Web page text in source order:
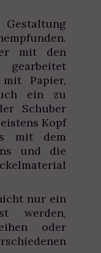
mit den
Papier,
ein zu
Schuber
Kopf
mit dem
und die
nur ein
werden,
oder